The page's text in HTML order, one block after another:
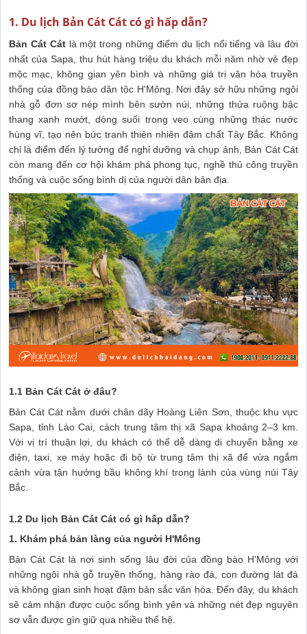
1. Du lịch Bản Cát Cát có gì hấp dẫn?
Bản Cát Cát là một trong những điểm du lịch nổi tiếng và lâu đời
nhất của Sapa, thu hút hàng triệu du khách mỗi năm nhờ vẻ đẹp
mộc mạc, không gian yên bình và những giá trị văn hóa truyền
thống của đồng bào dân tộc H'Mông. Nơi đây sở hữu những ngôi
nhà gỗ đơn sơ nép mình bên sườn núi, những thửa ruộng bậc
thang xanh mướt, dòng suối trong veo cùng những thác nước
hùng vĩ, tạo nên bức tranh thiên nhiên đậm chất Tây Bắc. Không
chỉ là điểm đến lý tưởng để nghỉ dưỡng và chụp ảnh, Bản Cát Cát
còn mang đến cơ hội khám phá phong tục, nghề thủ công truyền
thống và cuộc sống bình dị của người dân bản địa.
1.1 Bản Cát Cát ở đâu?
Bản Cát Cát nằm dưới chân dãy Hoàng Liên Sơn, thuộc khu vực
Sapa, tỉnh Lào Cai, cách trung tâm thị xã Sapa khoảng 2–3 km.
Với vị trí thuận lợi, du khách có thể dễ dàng di chuyển bằng xe
điện, taxi, xe máy hoặc đi bộ từ trung tâm thị xã để vừa ngắm
cảnh vừa tận hưởng bầu không khí trong lành của vùng núi Tây
Bắc.
1.2 Du lịch Bản Cát Cát có gì hấp dẫn?
1. Khám phá bản làng của người H'Mông
Bản Cát Cát là nơi sinh sống lâu đời của đồng bào H'Mông với
những ngôi nhà gỗ truyền thống, hàng rào đá, con đường lát đá
và không gian sinh hoạt đậm bản sắc văn hóa. Đến đây, du khách
sẽ cảm nhận được cuộc sống bình yên và những nét đẹp nguyên
sơ vẫn được gìn giữ qua nhiều thế hệ.